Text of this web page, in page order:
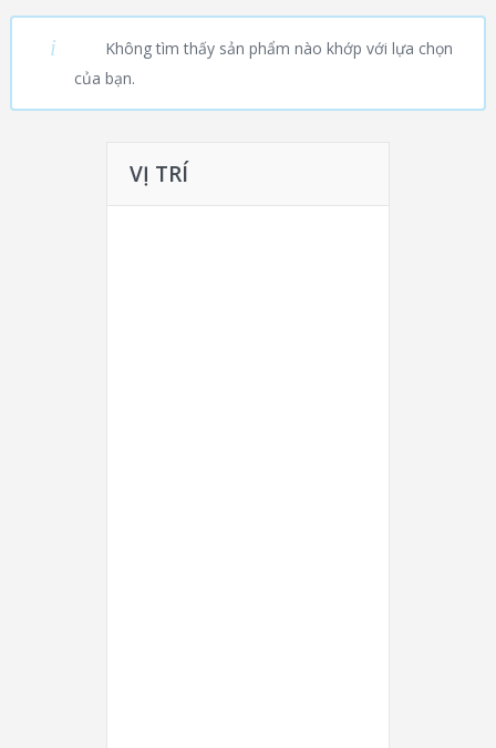
IMOU
Không tìm thấy sản phẩm nào khớp với lựa chọn
của bạn.
VỊ TRÍ